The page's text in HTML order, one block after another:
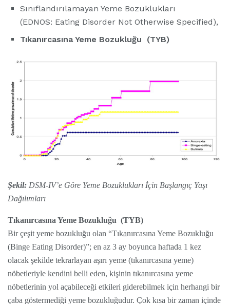
Sınıflandırılamayan Yeme Bozuklukları
(EDNOS: Eating Disorder Not Otherwise Specified),
Tıkanırcasına Yeme Bozukluğu (TYB)
Şekil: DSM-IV’e Göre Yeme Bozuklukları İçin Başlangıç Yaşı
Dağılımları
Tıkanırcasına Yeme Bozukluğu (TYB)
Bir çeşit yeme bozukluğu olan “Tıkanırcasına Yeme Bozukluğu
(Binge Eating Disorder)”; en az 3 ay boyunca haftada 1 kez
olacak şekilde tekrarlayan aşırı yeme (tıkanırcasına yeme)
nöbetleriyle kendini belli eden, kişinin tıkanırcasına yeme
nöbetlerinin yol açabileceği etkileri giderebilmek için herhangi bir
çaba göstermediği yeme bozukluğudur. Çok kısa bir zaman içinde